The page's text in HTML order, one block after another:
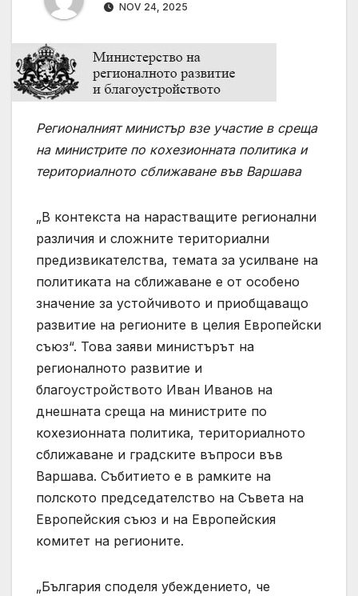
NOV 24, 2025
Регионалният министър взе участие в среща
на министрите по кохезионната политика и
териториалното сближаване във Варшава
„В контекста на нарастващите регионални
различия и сложните териториални
предизвикателства, темата за усилване на
политиката на сближаване е от особено
значение за устойчивото и приобщаващо
развитие на регионите в целия Европейски
съюз“. Това заяви министърът на
регионалното развитие и
благоустройството Иван Иванов на
днешната среща на министрите по
кохезионната политика, териториалното
сближаване и градските въпроси във
Варшава. Събитието е в рамките на
полското председателство на Съвета на
Европейския съюз и на Европейския
комитет на регионите.
„България споделя убеждението, че